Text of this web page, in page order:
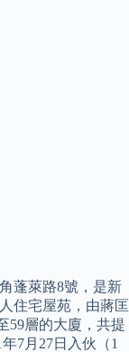
蓬萊路8號，是新
住宅屋苑，由蔣匡
59層的大廈，共提
7月27日入伙（1